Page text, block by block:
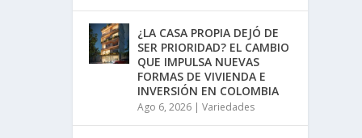
¿LA CASA PROPIA DEJÓ DE
SER PRIORIDAD? EL CAMBIO
QUE IMPULSA NUEVAS
FORMAS DE VIVIENDA E
INVERSIÓN EN COLOMBIA
Ago 6, 2026 |Variedades